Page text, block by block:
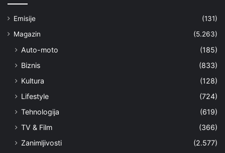
Emisije
(131)
Magazin
(5.263)
Auto-moto
(185)
Biznis
(833)
Kultura
(128)
Lifestyle
(724)
Tehnologija
(619)
TV & Film
(366)
Zanimljivosti
(2.577)